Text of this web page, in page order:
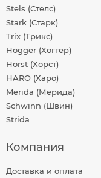
Stels (Стелс)
Stark (Старк)
Trix (Трикс)
Hogger (Хоггер)
Horst (Хорст)
HARO (Харо)
Merida (Мерида)
Schwinn (Швин)
Strida
Компания
Доставка и оплата